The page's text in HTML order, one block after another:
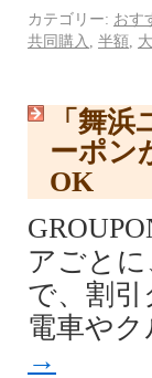
カテゴリー: おす
共同購入
半額
「舞
ーポン
OK
アごと
で、割
電車や
→